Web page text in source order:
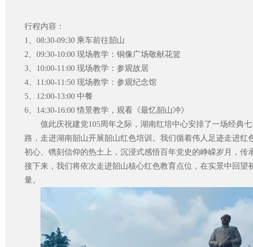
行程内容：
1
08:30-09:30 乘车前往韶山
2
09:30-10:00 现场教学：铜像广场敬献花篮
3、 10:00-11:00 现场教学：参观故居
4、 11:00-11:50 现场教学：参观纪念馆
5、 12:00-13:00 中餐
6、 14:30-16:00情景教学，观看《最忆韶山冲》
值此庆祝建党105周年之际，湖南红培中心安排了一场经典
路，走进湖南韶山开展韶山红色培训。 我们循着伟人足迹走进红
初心、镌刻信仰的热土上，沉浸式感悟百年党史的峥嵘岁月，传
接下来，我们将依次走进韶山核心红色教育点位，在实景中回望
量。